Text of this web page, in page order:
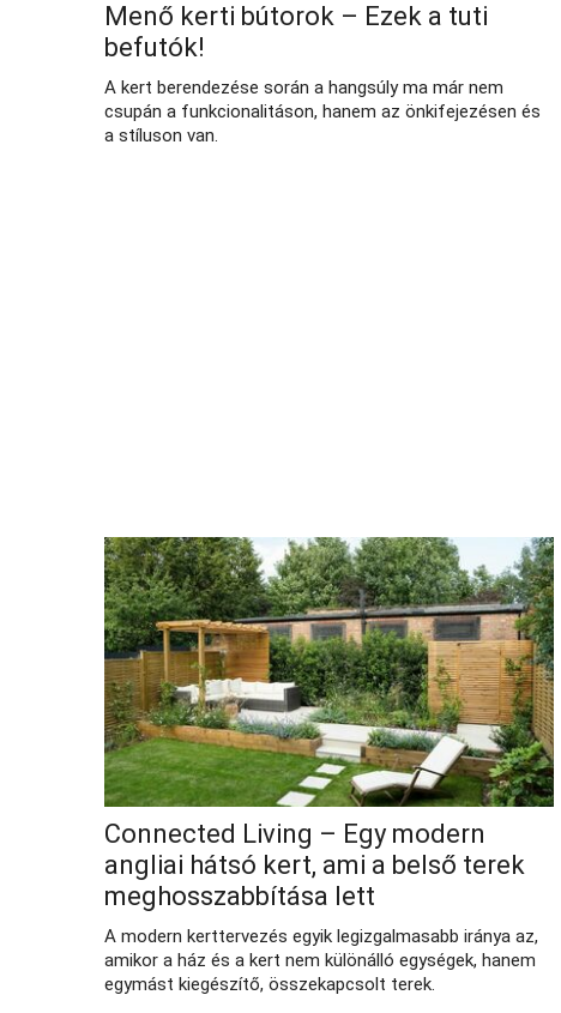
Menő kerti bútorok – Ezek a tuti
befutók!
A kert berendezése során a hangsúly ma már nem
csupán a funkcionalitáson, hanem az önkifejezésen és
a stíluson van.
Connected Living – Egy modern
angliai hátsó kert, ami a belső terek
meghosszabbítása lett
A modern kerttervezés egyik legizgalmasabb iránya az,
amikor a ház és a kert nem különálló egységek, hanem
egymást kiegészítő, összekapcsolt terek.